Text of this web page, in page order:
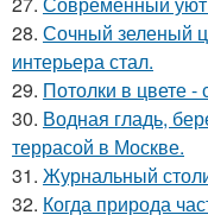
28. Сочный зеленый
интерьера стал.
29. Потолки в цвете
30. Водная гладь,
террасой в Москве.
31. Журнальный
32. Когда природа